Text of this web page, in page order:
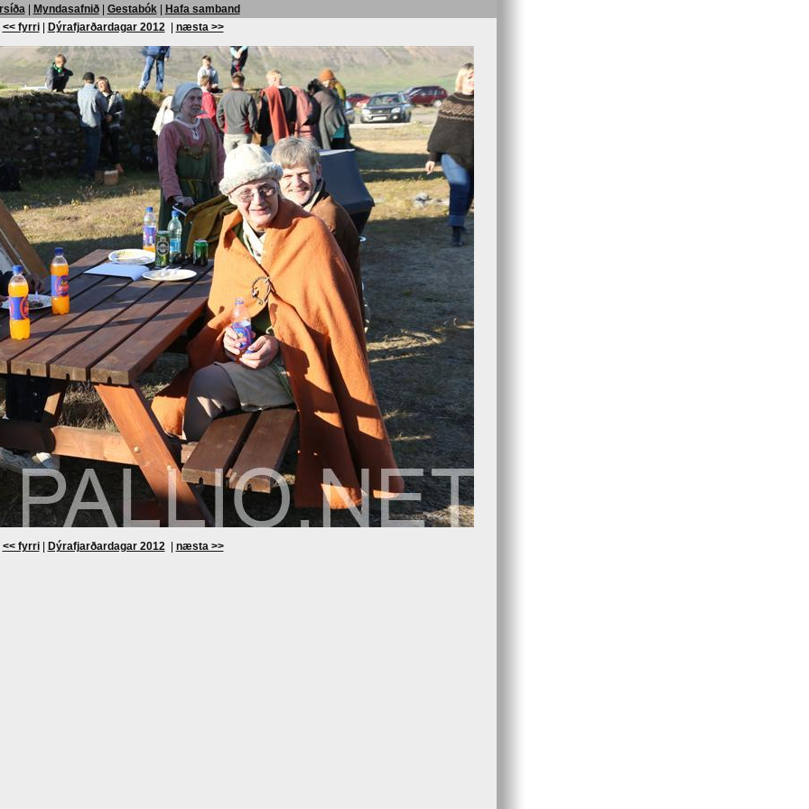
| Myndasafnið| Gestabók|
Hafa samband
<< fyrri| Dýrafjarðardagar 2012| næsta >>
<< fyrri| Dýrafjarðardagar 2012| næsta >>